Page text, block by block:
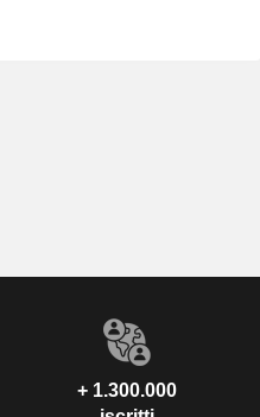
+ 1.300.000